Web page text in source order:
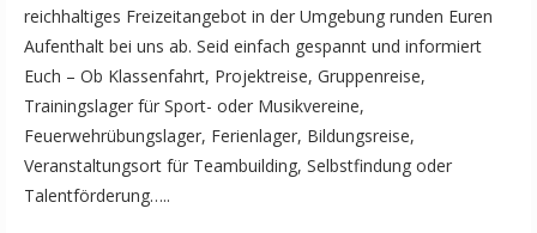
reichhaltiges Freizeitangebot in der Umgebung runden Euren
Aufenthalt bei uns ab. Seid einfach gespannt und informiert
Euch – Ob Klassenfahrt, Projektreise, Gruppenreise,
Trainingslager für Sport- oder Musikvereine,
Feuerwehrübungslager, Ferienlager, Bildungsreise,
Veranstaltungsort für Teambuilding, Selbstfindung oder
Talentförderung…..